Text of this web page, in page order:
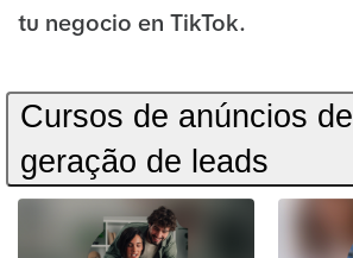
tu negocio en TikTok.
Cursos de anúncios de
geração de leads